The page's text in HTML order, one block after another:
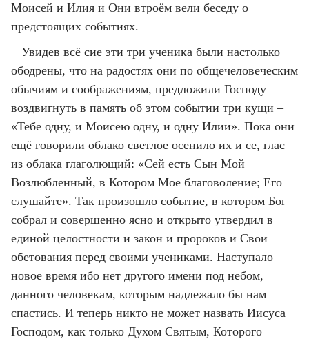
Моисей и Илия и Они втроём вели беседу о
предстоящих событиях.
Увидев всё сие эти три ученика были настолько
ободрены, что на радостях они по общечеловеческим
обычиям и соображениям, предложили Господу
воздвигнуть в память об этом событии три кущи –
«Тебе одну, и Моисею одну, и одну Илии». Пока они
ещё говорили облако светлое осенило их и се, глас
из облака глаголющий: «Сей есть Сын Мой
Возлюбленный, в Котором Мое благоволение; Его
слушайте». Так произошло событие, в котором Бог
собрал и совершенно ясно и открыто утвердил в
единой целостности и закон и пророков и Свои
обетования перед своими учениками. Наступало
новое время ибо нет другого имени под небом,
данного человекам, которым надлежало бы нам
спастись. И теперь никто не может назвать Иисуса
Господом, как только Духом Святым, Которого